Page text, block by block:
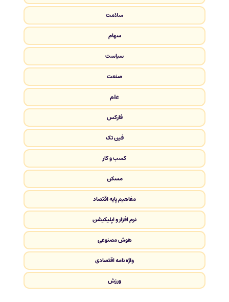
سلامت
سهام
سیاست
صنعت
علم
فارکس
فین تک
کسب و کار
مسکن
مفاهیم پایه اقتصاد
نرم افزار و اپلیکیشن
هوش مصنوعی
واژه نامه اقتصادی
ورزش